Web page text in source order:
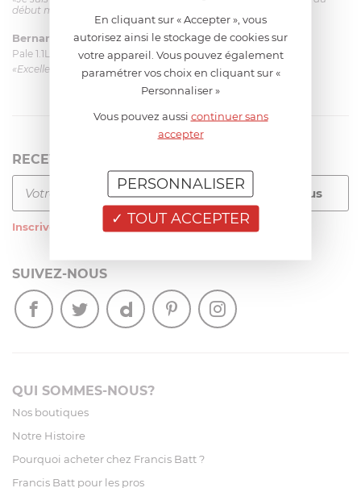
début mais ça le fait. La livraison a été très rapide. ...»
Bernard le 23/06/2026 à 09:43
Pale 1.1L pour Glacier Magimix 11031/121/123/124
«Excellent: produit et livraison»
RECEVEZ LA NEWSLETTER
Inscrivez-vous à notre newsletter
SUIVEZ-NOUS
QUI SOMMES-NOUS?
Nos boutiques
Notre Histoire
Pourquoi acheter chez Francis Batt ?
Francis Batt pour les pros
En cliquant sur « Accepter », vous
autorisez ainsi le stockage de cookies sur
votre appareil. Vous pouvez également
paramétrer vos choix en cliquant sur «
Personnaliser »
Vous pouvez aussi continuer sans
accepter
TOUT ACCEPTER
PERSONNALISER